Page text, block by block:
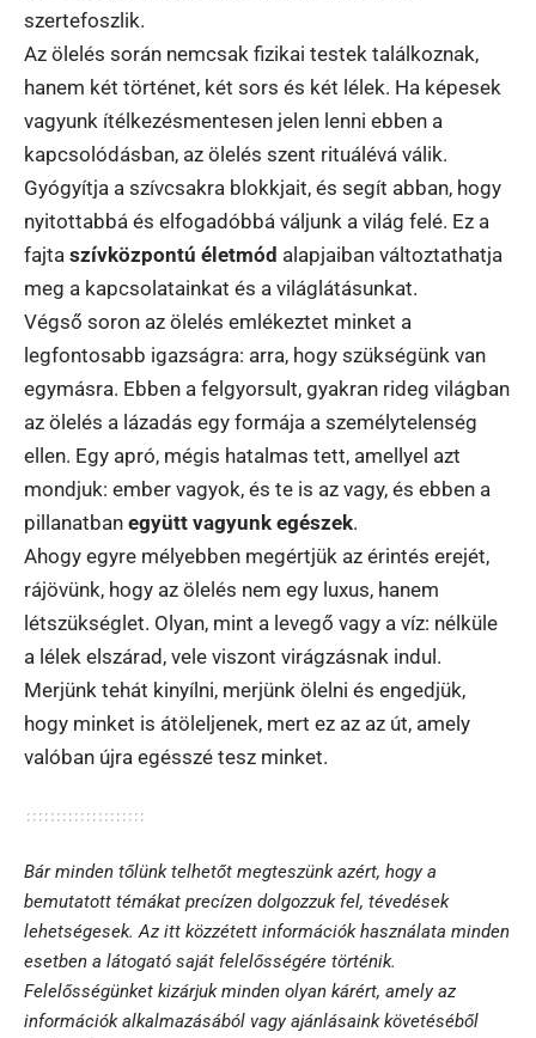
szertefoszlik.
Az ölelés során nemcsak fizikai testek találkoznak,
hanem két történet, két sors és két lélek. Ha képesek
vagyunk ítélkezésmentesen jelen lenni ebben a
kapcsolódásban, az ölelés szent rituálévá válik.
Gyógyítja a szívcsakra blokkjait, és segít abban, hogy
nyitottabbá és elfogadóbbá váljunk a világ felé. Ez a
fajta szívközpontú életmód alapjaiban változtathatja
meg a kapcsolatainkat és a világlátásunkat.
Végső soron az ölelés emlékeztet minket a
legfontosabb igazságra: arra, hogy szükségünk van
egymásra. Ebben a felgyorsult, gyakran rideg világban
az ölelés a lázadás egy formája a személytelenség
ellen. Egy apró, mégis hatalmas tett, amellyel azt
mondjuk: ember vagyok, és te is az vagy, és ebben a
pillanatban együtt vagyunk egészek.
Ahogy egyre mélyebben megértjük az érintés erejét,
rájövünk, hogy az ölelés nem egy luxus, hanem
létszükséglet. Olyan, mint a levegő vagy a víz: nélküle
a lélek elszárad, vele viszont virágzásnak indul.
Merjünk tehát kinyílni, merjünk ölelni és engedjük,
hogy minket is átöleljenek, mert ez az az út, amely
valóban újra egésszé tesz minket.
Bár minden tőlünk telhetőt megteszünk azért, hogy a
bemutatott témákat precízen dolgozzuk fel, tévedések
lehetségesek. Az itt közzétett információk használata minden
esetben a látogató saját felelősségére történik.
Felelősségünket kizárjuk minden olyan kárért, amely az
információk alkalmazásából vagy ajánlásaink követéséből